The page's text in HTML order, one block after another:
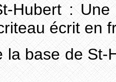
Hubert :
écrit en
la base de